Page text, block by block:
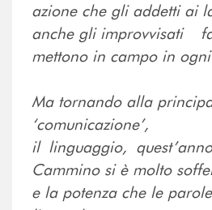
azione che gli addetti ai
anche gli improvvisati
mettono in campo in ogni
Ma tornando alla
‘comunicazione’,
il linguaggio,
Cammino si è molto
e la potenza che le